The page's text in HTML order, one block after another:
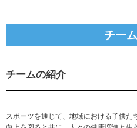
チー
チームの紹介
スポーツを通じて、地域における子供た